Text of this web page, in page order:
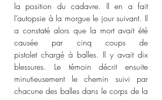
la position du cadavre. Il en a fait
l’autopsie à la morgue le jour suivant. Il
a constaté alors que la mort avait été
causée par cinq coups de
pistolet chargé à balles. Il y avait dix
blessures. Le témoin décrit ensuite
minutieusement le chemin suivi par
chacune des balles dans le corps de la